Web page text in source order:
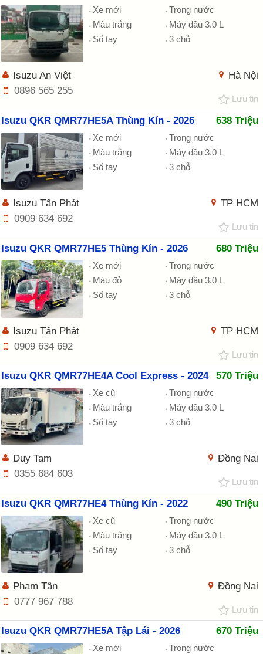
Xe mới
Trong nước
Màu trắng
Máy dầu 3.0 L
Số tay
3 chỗ
Hà Nội
Isuzu An Việt
0896 565 255
Lưu tin
Isuzu QKR QMR77HE5A Thùng Kín - 2026 638 Triệu
Xe mới
Trong nước
Màu trắng
Máy dầu 3.0 L
Số tay
3 chỗ
TP HCM
Isuzu Tấn Phát
0909 634 692
Lưu tin
Isuzu QKR QMR77HE5 Thùng Kín - 2026 680 Triệu
Xe mới
Trong nước
Màu đỏ
Máy dầu 3.0 L
Số tay
3 chỗ
TP HCM
Isuzu Tấn Phát
0909 634 692
Lưu tin
Isuzu QKR QMR77HE4A Cool Express - 2024 570 Triệu
Xe cũ
Trong nước
Màu trắng
Máy dầu 3.0 L
Số tay
3 chỗ
Đồng Nai
Duy Tam
0355 684 603
Lưu tin
Isuzu QKR QMR77HE4 Thùng Kín - 2022 490 Triệu
Xe cũ
Trong nước
Màu trắng
Máy dầu 3.0 L
Số tay
3 chỗ
Đồng Nai
Pham Tân
0777 967 788
Lưu tin
Isuzu QKR QMR77HE5A Tập Lái - 2026 670 Triệu
Xe mới
Trong nước